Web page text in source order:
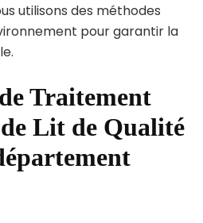
utilisons des méthodes
pour garantir la
Traitement
de Lit de Qualité